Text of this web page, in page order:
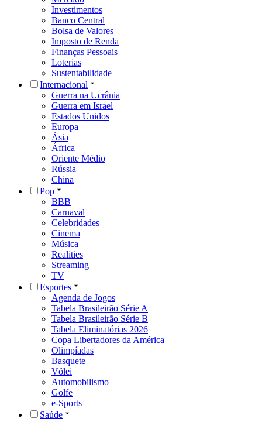
Investimentos
Banco Central
Bolsa de Valores
Imposto de Renda
Finanças Pessoais
Loterias
Sustentabilidade
Internacional
Guerra na Ucrânia
Guerra em Israel
Estados Unidos
Europa
Ásia
África
Oriente Médio
Rússia
China
Pop
BBB
Carnaval
Celebridades
Cinema
Música
Realities
Streaming
TV
Esportes
Agenda de Jogos
Tabela Brasileirão Série A
Tabela Brasileirão Série B
Tabela Eliminatórias 2026
Copa Libertadores da América
Olimpíadas
Basquete
Vôlei
Automobilismo
Golfe
e-Sports
Saúde